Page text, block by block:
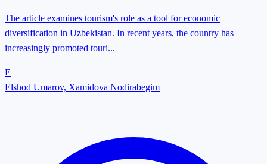
The article examines tourism's role as a tool for economic
diversification in Uzbekistan. In recent years, the country has
increasingly promoted touri...
E
Elshod Umarov, Xamidova Nodirabegim